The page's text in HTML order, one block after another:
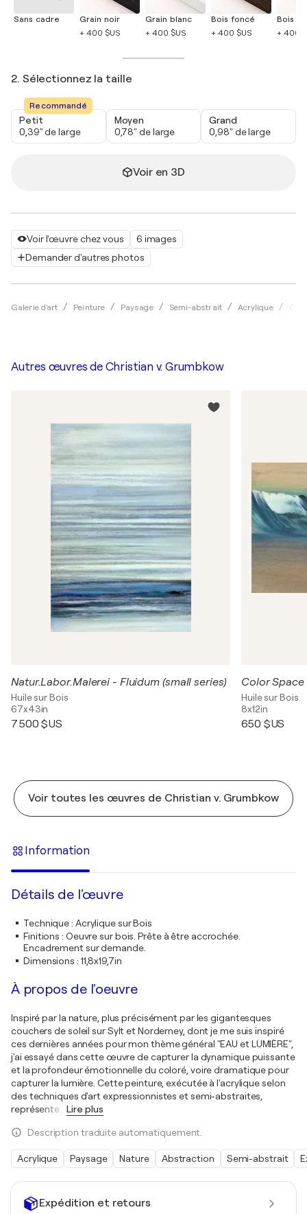
Voir l'œuvre chez vous
6 images
Demander d'autres photos
Galerie d'art Peinture Paysage Semi-abstrait Acrylique
Sans cadre
Grain noir
+ 400 $US
Grain blanc
+ 400 $US
Bois foncé
+ 400 $US
Bois
+ 400
2. Sélectionnez la taille
Recommandé
Petit
0,39" de large
Moyen
0,78" de large
Grand
0,98" de large
Voir en 3D
Expédition et retours
Autres œuvres de Christian v. Grumbkow
Natur.Labor.Malerei - Fluidum (small series)
Huile sur Bois
67x43in
7 500 $US
Color Space
Huile sur Bois
8x12in
650 $US
Voir toutes les œuvres de Christian v. Grumbkow
Information
Détails de l'œuvre
Technique: Acrylique sur Bois
Finitions : Oeuvre sur bois. Prête à être accrochée.
Encadrement sur demande.
Dimensions : 11,8x19,7in
À propos de l'oeuvre
Inspiré par la nature, plus précisément par les gigantesques
couchers de soleil sur Sylt et Norderney, dont je me suis inspiré
ces dernières années pour mon thème général "EAU et LUMIÈRE",
j'ai essayé dans cette œuvre de capturer la dynamique puissante
et la profondeur émotionnelle du coloré, voire dramatique pour
capturer la lumière. Cette peinture, exécutée à l'acrylique selon
des techniques d'art expressionnistes et semi-abstraites,
représente
Lire plus
Description traduite automatiquement.
Acrylique Paysage Nature Abstraction Semi-abstrait